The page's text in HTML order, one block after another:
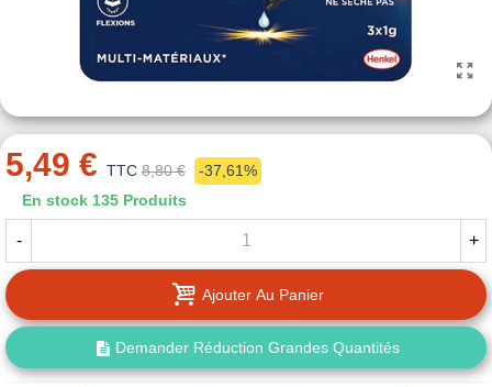
5,49 € TTC 8,80 €
-37,61%
En stock 135 Produits
- +
Ajouter Au Panier
Demander Réduction Grandes Quantités